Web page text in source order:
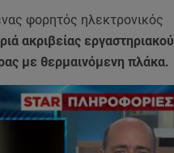
φορητός ηλεκτρονικός
ακριβείας εργαστηριακού
με θερμαινόμενη πλάκα.